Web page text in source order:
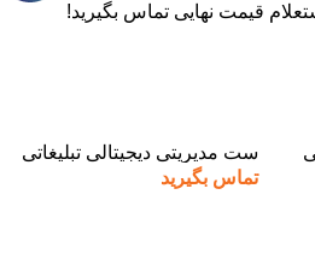
قیمت نهایی تماس بگیرید!
ست مدیریتی دیجیتالی تبلیغاتی
تماس بگیرید